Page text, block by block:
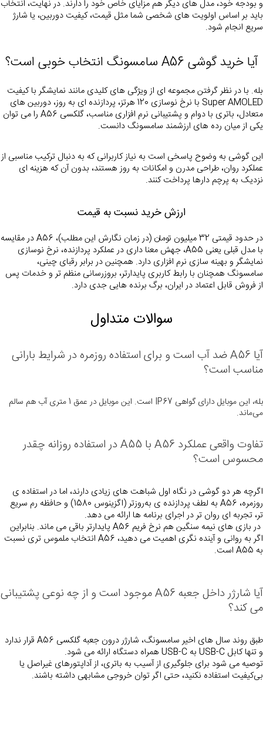
باید بر اساس اولویت های شخصی شما مثل قیمت، کیفیت دوربین، یا شارژ
سریع انجام شود.
آیا خرید گوشی A56 سامسونگ انتخاب خوبی است؟
یکی از میان رده های ارزشمند سامسونگ دانست.
نزدیک به پرچم دارها پرداخت کنند.
ارزش خرید نسبت به قیمت
از فروش قابل اعتماد در ایران، برگ برنده هایی جدی دارد.
سوالات متداول
مناسب است؟
بله، این موبایل دارای گواهی IP67 است. این موبایل در عمق 1 متری آب هم سالم
می‌ماند.
محسوس است؟
تر، تجربه‌ ای روان‌ تر در اجرای برنامه‌ ها ارائه می‌ دهد.
به A55 است.
می‌ کند؟
و تنها کابل USB-C به USB-C همراه دستگاه ارائه می‌ شود.
بی‌‌کیفیت استفاده نکنید، حتی اگر توان خروجی مشابهی داشته باشند.